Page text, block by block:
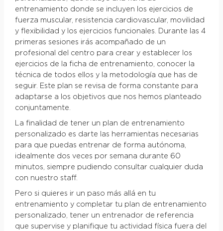
entrenamiento donde se incluyen los ejercicios de
fuerza muscular, resistencia cardiovascular, movilidad
y flexibilidad y los ejercicios funcionales. Durante las 4
primeras sesiones irás acompañado de un
profesional del centro para crear y establecer los
ejercicios de la ficha de entrenamiento, conocer la
técnica de todos ellos y la metodología que has de
seguir. Este plan se revisa de forma constante para
adaptarse a los objetivos que nos hemos planteado
conjuntamente.
La finalidad de tener un plan de entrenamiento
personalizado es darte las herramientas necesarias
para que puedas entrenar de forma autónoma,
idealmente dos veces por semana durante 60
minutos, siempre pudiendo consultar cualquier duda
con nuestro staff.
Pero si quieres ir un paso más allá en tu
entrenamiento y completar tu plan de entrenamiento
personalizado, tener un entrenador de referencia
que supervise y planifique tu actividad física fuera del